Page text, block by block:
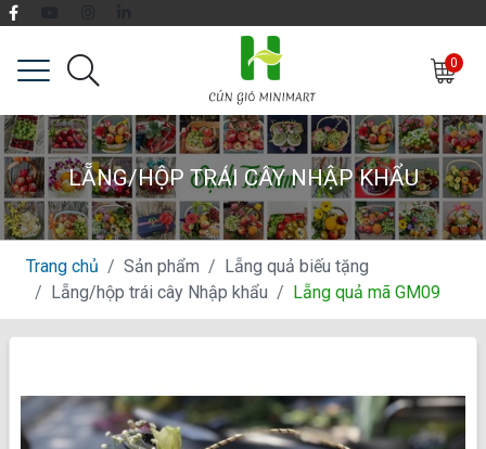
0
LẴNG/HỘP TRÁI CÂY NHẬP KHẨU
Trang chủ Sản phẩm
Lẵng quả biếu tặng
Lẵng/hộp trái cây Nhập khẩu
Lẵng quả mã GM09